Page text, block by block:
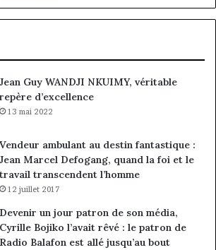
Jean Guy WANDJI NKUIMY, véritable
repère d’excellence
13 mai 2022
Vendeur ambulant au destin fantastique :
Jean Marcel Defogang, quand la foi et le
travail transcendent l’homme
12 juillet 2017
Devenir un jour patron de son média,
Cyrille Bojiko l’avait rêvé : le patron de
Radio Balafon est allé jusqu’au bout